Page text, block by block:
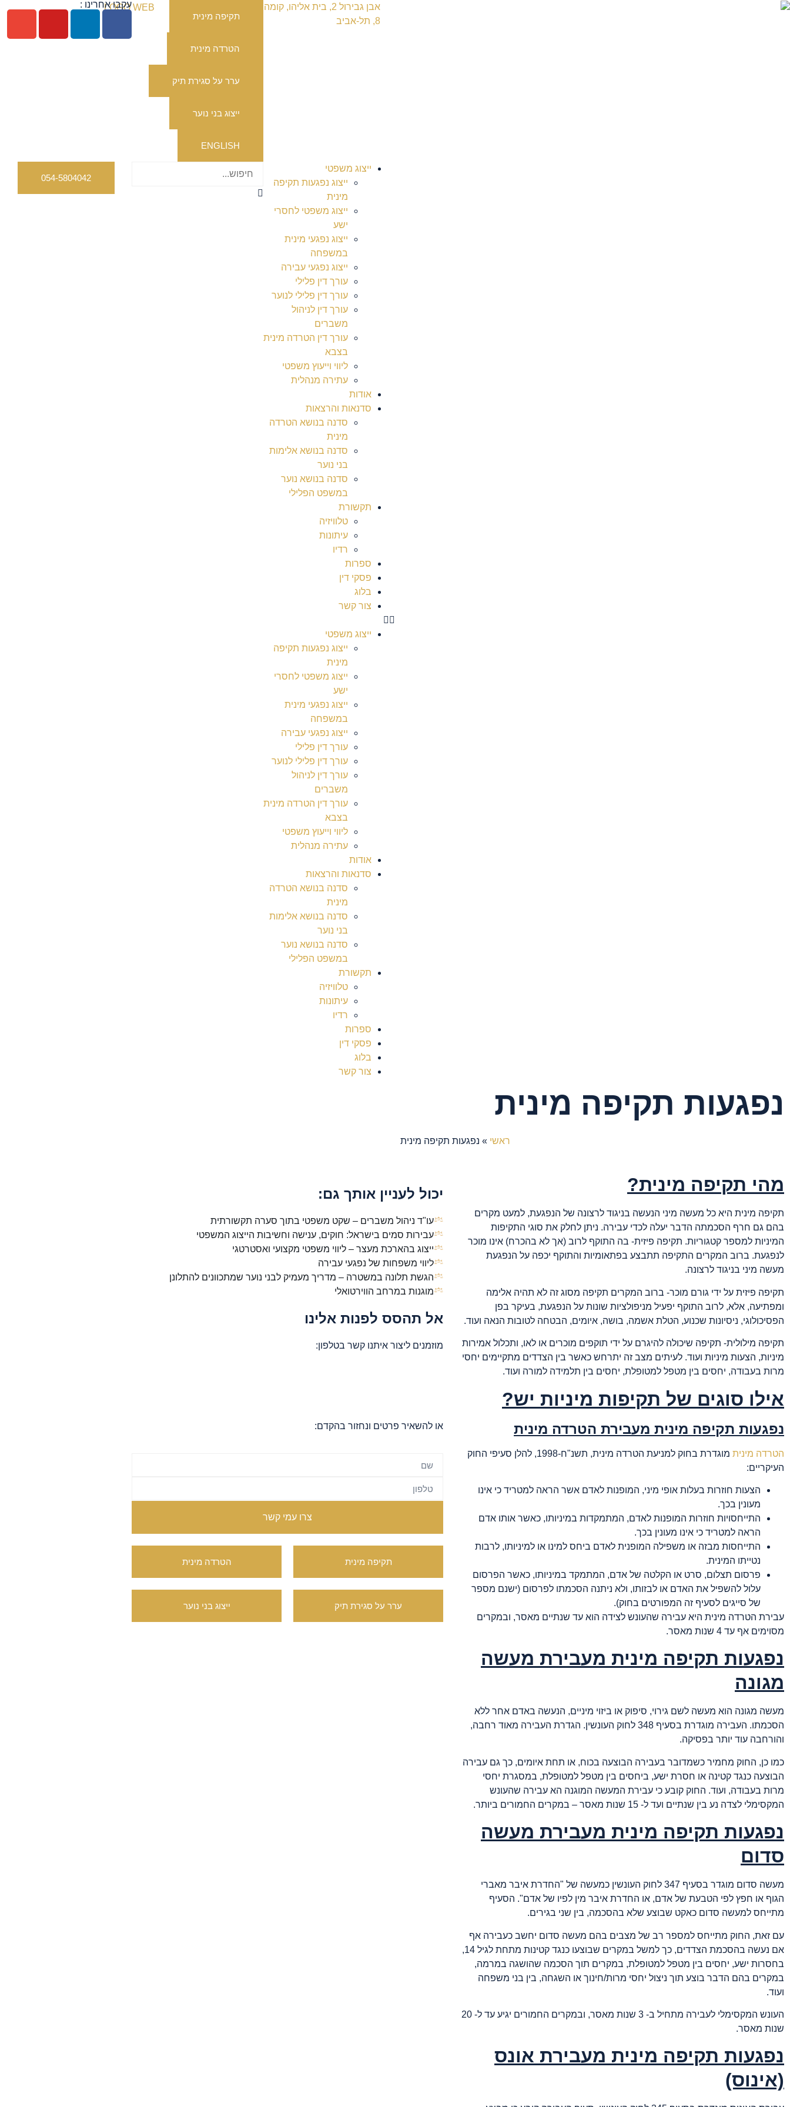
אבן גבירול 2, בית אליהו, קומה
8, תל-אביב
תקיפה מינית
הטרדה מינית
ערר על סגירת תיק
ייצוג בני נוער
ENGLISH
עקבו אחרינו :
ייצוג משפטי
ייצוג נפגעות תקיפה
מינית
ייצוג משפטי לחסרי
ישע
ייצוג נפגעי מינית
במשפחה
ייצוג נפגעי עבירה
עורך דין פלילי
עורך דין פלילי לנוער
עורך דין לניהול
משברים
עורך דין הטרדה מינית
בצבא
ליווי וייעוץ משפטי
עתירה מנהלית
אודות
סדנאות והרצאות
סדנה בנושא הטרדה
מינית
סדנה בנושא אלימות
בני נוער
סדנה בנושא נוער
במשפט הפלילי
תקשורת
טלוויזיה
עיתונות
רדיו
ספרות
פסקי דין
בלוג
צור קשר
ייצוג משפטי
ייצוג נפגעות תקיפה
מינית
ייצוג משפטי לחסרי
ישע
ייצוג נפגעי מינית
במשפחה
ייצוג נפגעי עבירה
עורך דין פלילי
עורך דין פלילי לנוער
עורך דין לניהול
משברים
עורך דין הטרדה מינית
בצבא
ליווי וייעוץ משפטי
עתירה מנהלית
אודות
סדנאות והרצאות
סדנה בנושא הטרדה
מינית
סדנה בנושא אלימות
בני נוער
סדנה בנושא נוער
במשפט הפלילי
תקשורת
טלוויזיה
עיתונות
רדיו
ספרות
פסקי דין
בלוג
צור קשר
054-5804042
נפגעות תקיפה מינית
ראשי » נפגעות תקיפה מינית
מהי תקיפה מינית?
תקיפה מינית היא כל מעשה מיני הנעשה בניגוד לרצונה של הנפגעת, למעט מקרים
בהם גם חרף הסכמתה הדבר יעלה לכדי עבירה. ניתן לחלק את סוגי התקיפות
המיניות למספר קטגוריות. תקיפה פיזית- בה התוקף לרוב (אך לא בהכרח) אינו מוכר
לנפגעת. ברוב המקרים התקיפה תתבצע בפתאומיות והתוקף יכפה על הנפגעת
מעשה מיני בניגוד לרצונה.
תקיפה פיזית על ידי גורם מוכר- ברוב המקרים תקיפה מסוג זה לא תהיה אלימה
ומפתיעה, אלא, לרוב התוקף יפעיל מניפולציות שונות על הנפגעת, בעיקר בפן
הפסיכולוגי, ניסיונות שכנוע, הטלת אשמה, בושה, איומים, הבטחה לטובות הנאה ועוד.
תקיפה מילולית- תקיפה שיכולה להיגרם על ידי תוקפים מוכרים או לאו, ותכלול אמירות
מיניות, הצעות מיניות ועוד. לעיתים מצב זה יתרחש כאשר בין הצדדים מתקיימים יחסי
מרות בעבודה, יחסים בין מטפל למטופלת, יחסים בין תלמידה למורה ועוד.
אילו סוגים של תקיפות מיניות יש?
נפגעות תקיפה מינית מעבירת הטרדה מינית
הטרדה מינית
מוגדרת בחוק למניעת הטרדה מינית, תשנ"ח-1998, להלן סעיפי החוק
העיקריים:
הצעות חוזרות בעלות אופי מיני, המופנות לאדם אשר הראה למטריד כי אינו
מעונין בכך.
התייחסויות חוזרות המופנות לאדם, המתמקדות במיניותו, כאשר אותו אדם
הראה למטריד כי אינו מעונין בכך.
התייחסות מבזה או משפילה המופנית לאדם ביחס למינו או למיניותו, לרבות
נטייתו המינית.
פרסום תצלום, סרט או הקלטה של אדם, המתמקד במיניותו, כאשר הפרסום
עלול להשפיל את האדם או לבזותו, ולא ניתנה הסכמתו לפרסום (ישנם מספר
של סייגים לסעיף זה המפורטים בחוק).
עבירת הטרדה מינית היא עבירה שהעונש לצידה הוא עד שנתיים מאסר, ובמקרים
מסוימים אף עד 4 שנות מאסר.
נפגעות תקיפה מינית מעבירת מעשה
מגונה
מעשה מגונה הוא מעשה לשם גירוי, סיפוק או ביזוי מיניים, הנעשה באדם אחר ללא
הסכמתו. העבירה מוגדרת בסעיף 348 לחוק העונשין. הגדרת העבירה מאוד רחבה,
והורחבה עוד יותר בפסיקה.
כמו כן, החוק מחמיר כשמדובר בעבירה הבוצעה בכוח, או תחת איומים, כך גם עבירה
הבוצעה כנגד קטינה או חסרת ישע, ביחסים בין מטפל למטופלת, במסגרת יחסי
מרות בעבודה, ועוד. החוק קובע כי עבירת המעשה המוגנה הא עבירה שהעונש
המקסימלי לצדה נע בין שנתיים ועד ל- 15 שנות מאסר – במקרים החמורים ביותר.
נפגעות תקיפה מינית מעבירת מעשה
סדום
מעשה סדום מוגדר בסעיף 347 לחוק העונשין כמעשה של "החדרת איבר מאברי
הגוף או חפץ לפי הטבעת של אדם, או החדרת איבר מין לפיו של אדם". הסעיף
מתייחס למעשה סדום כאקט שבוצע שלא בהסכמה, בין שני בגירים.
עם זאת, החוק מתייחס למספר רב של מצבים בהם מעשה סדום יחשב כעבירה אף
אם נעשה בהסכמת הצדדים, כך למשל במקרים שבוצעו כנגד קטינות מתחת לגיל 14,
בחסרות ישע, יחסים בין מטפל למטופלת, במקרים תוך הסכמה שהושגה במרמה,
במקרים בהם הדבר בוצע תוך ניצול יחסי מרות/חינוך או השגחה, בין בני משפחה
ועוד.
העונש המקסימלי לעבירה מתחיל ב- 3 שנות מאסר, ובמקרים החמורים יגיע עד ל- 20
שנות מאסר.
נפגעות תקיפה מינית מעבירת אונס
(אינוס)
יכול לעניין אותך גם:
עו"ד ניהול משברים – שקט משפטי בתוך סערה תקשורתית
עבירות סמים בישראל: חוקים, ענישה וחשיבות הייצוג המשפטי
ייצוג בהארכת מעצר – ליווי משפטי מקצועי ואסטרטגי
ליווי משפחות של נפגעי עבירה
הגשת תלונה במשטרה – מדריך מעמיק לבני נוער שמתכוונים להתלונן
מוגנות במרחב הווירטואלי
אל תהסס לפנות אלינו
מוזמנים ליצור איתנו קשר בטלפון:
או להשאיר פרטים ונחזור בהקדם:
צרו עמי קשר
תקיפה מינית
ערר על סגירת תיק
הטרדה מינית
ייצוג בני נוער